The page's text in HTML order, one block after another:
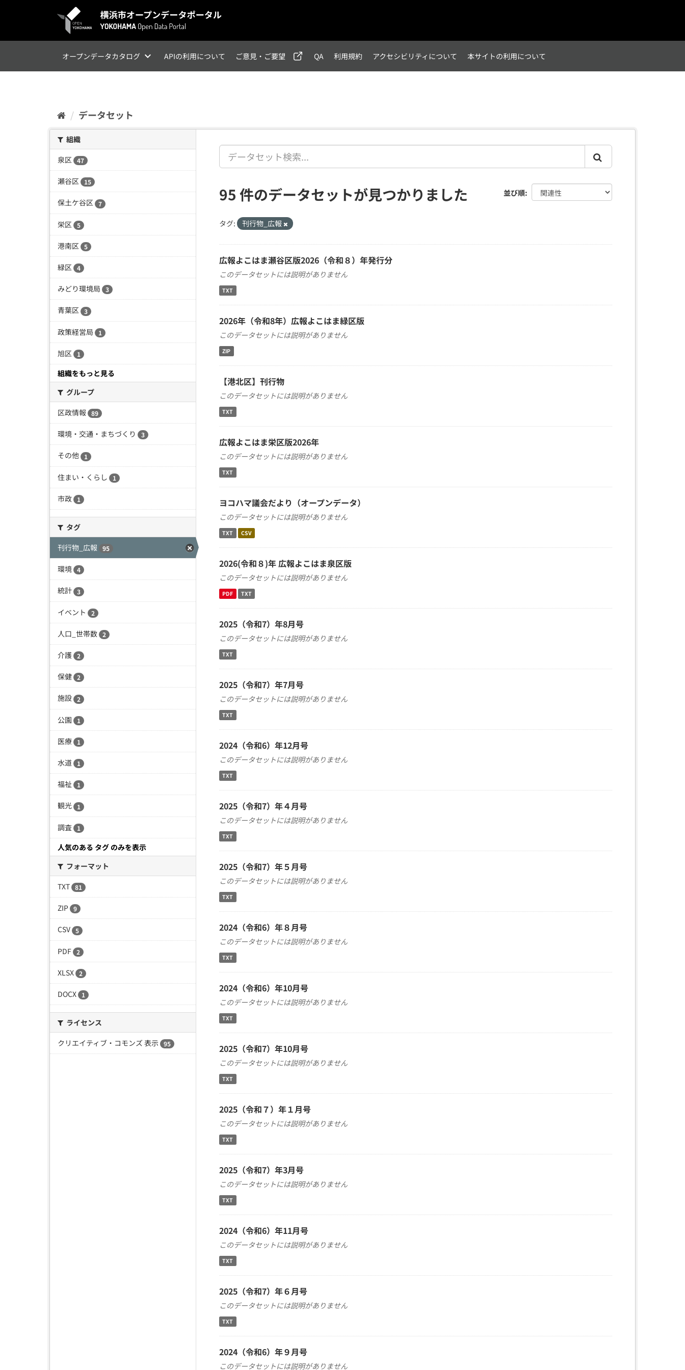
オープンデータカタログ APIの利用について ご意見・ご要望 QA 利用規約 アクセシビリティについて 本サイトの利用について
データセット
組織
泉区 47
瀬谷区 15
保土ケ谷区 7
栄区 5
港南区 5
緑区 4
みどり環境局 3
青葉区 3
政策経営局 1
旭区 1
組織をもっと見る
グループ
区政情報
89
環境・交通・まちづくり 3
その他 1
住まい・くらし 1
市政 1
タグ
刊行物_広報
95
環境 4
統計 3
イベント 2
人口_世帯数 2
介護 2
保健 2
施設 2
公園 1
医療 1
水道 1
福祉 1
観光 1
調査 1
人気のある タグ のみを表示
フォーマット
TXT 81
ZIP 9
CSV 5
PDF 2
XLSX 2
DOCX 1
ライセンス
クリエイティブ・コモンズ 表示 95
並び順
95 件のデータセットが見つかりました
タグ: 刊行物_広報
広報よこはま瀬谷区版2026（令和８）年発行分
このデータセットには説明がありません
TXT
2026年（令和8年）広報よこはま緑区版
このデータセットには説明がありません
ZIP
【港北区】刊行物
このデータセットには説明がありません
TXT
広報よこはま栄区版2026年
このデータセットには説明がありません
TXT
ヨコハマ議会だより（オープンデータ）
このデータセットには説明がありません
TXT CSV
2026(令和８)年 広報よこはま泉区版
このデータセットには説明がありません
PDF TXT
2025（令和7）年8月号
このデータセットには説明がありません
TXT
2025（令和7）年7月号
このデータセットには説明がありません
TXT
2024（令和6）年12月号
このデータセットには説明がありません
TXT
2025（令和7）年４月号
このデータセットには説明がありません
TXT
2025（令和7）年５月号
このデータセットには説明がありません
TXT
2024（令和6）年８月号
このデータセットには説明がありません
TXT
2024（令和6）年10月号
このデータセットには説明がありません
TXT
2025（令和7）年10月号
このデータセットには説明がありません
TXT
2025（令和７）年１月号
このデータセットには説明がありません
TXT
2025（令和7）年3月号
このデータセットには説明がありません
TXT
2024（令和6）年11月号
このデータセットには説明がありません
TXT
2025（令和7）年６月号
このデータセットには説明がありません
TXT
2024（令和6）年９月号
このデータセットには説明がありません